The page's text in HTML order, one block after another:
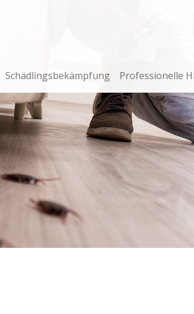
Schädlingsbekämpfung Professionelle